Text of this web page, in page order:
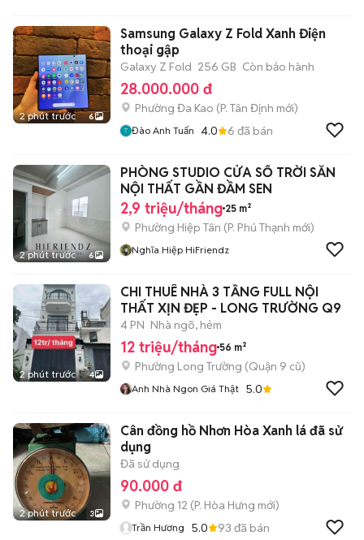
2 phút trước 6
Samsung Galaxy Z Fold Xanh Điện
thoại gập
Galaxy Z Fold 256 GB Còn bảo hành
28.000.000 đ
Phường Đa Kao (P. Tân Định mới)
Đào Anh Tuấn 4.0 6 đã bán
2 phút trước 6
PHÒNG STUDIO CỬA SỔ TRỜI SẴN
NỘI THẤT GẦN ĐẦM SEN
2,9 triệu/tháng 25 m²
Phường Hiệp Tân (P. Phú Thạnh mới)
Nghĩa Hiệp HiFriendz
2 phút trước 4
CHI THUÊ NHÀ 3 TẦNG FULL NỘI
THẤT XỊN ĐẸP - LONG TRƯỜNG Q9
4 PN Nhà ngõ, hẻm
12 triệu/tháng 56 m²
Phường Long Trường (Quận 9 cũ)
Anh Nhà Ngon Giá Thật 5.0
2 phút trước 3
Cân đồng hồ Nhơn Hòa Xanh lá đã sử
dụng
Đã sử dụng
90.000 đ
Phường 12 (P. Hòa Hưng mới)
Trần Hương 5.0 93 đã bán